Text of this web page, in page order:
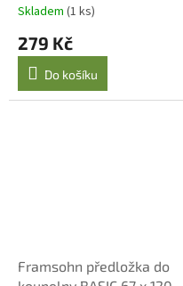
Skladem (1 ks)
279 Kč
Do košíku
Framsohn předložka do